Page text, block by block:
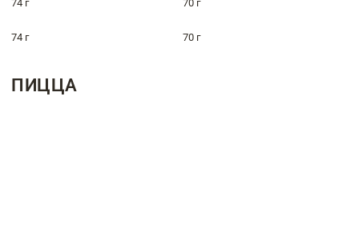
74 г 70 г
74 г 70 г
ПИЦЦА